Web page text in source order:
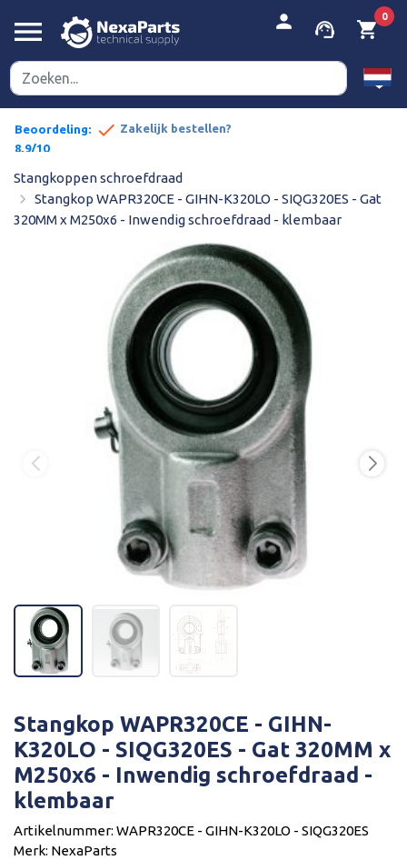
menu person support_agent shopping_cart
0
Beoordeling:
8,9/10
prijzen done Zakelijk bestellen?
Stangkoppen schroefdraad
navigate_next Stangkop WAPR320CE - GIHN-K320LO - SIQG320ES - Gat
320MM x M250x6 - Inwendig schroefdraad - klembaar


Stangkop WAPR320CE - GIHN-
K320LO - SIQG320ES - Gat 320MM x
M250x6 - Inwendig schroefdraad -
klembaar
Artikelnummer: WAPR320CE - GIHN-K320LO - SIQG320ES
Merk: NexaParts